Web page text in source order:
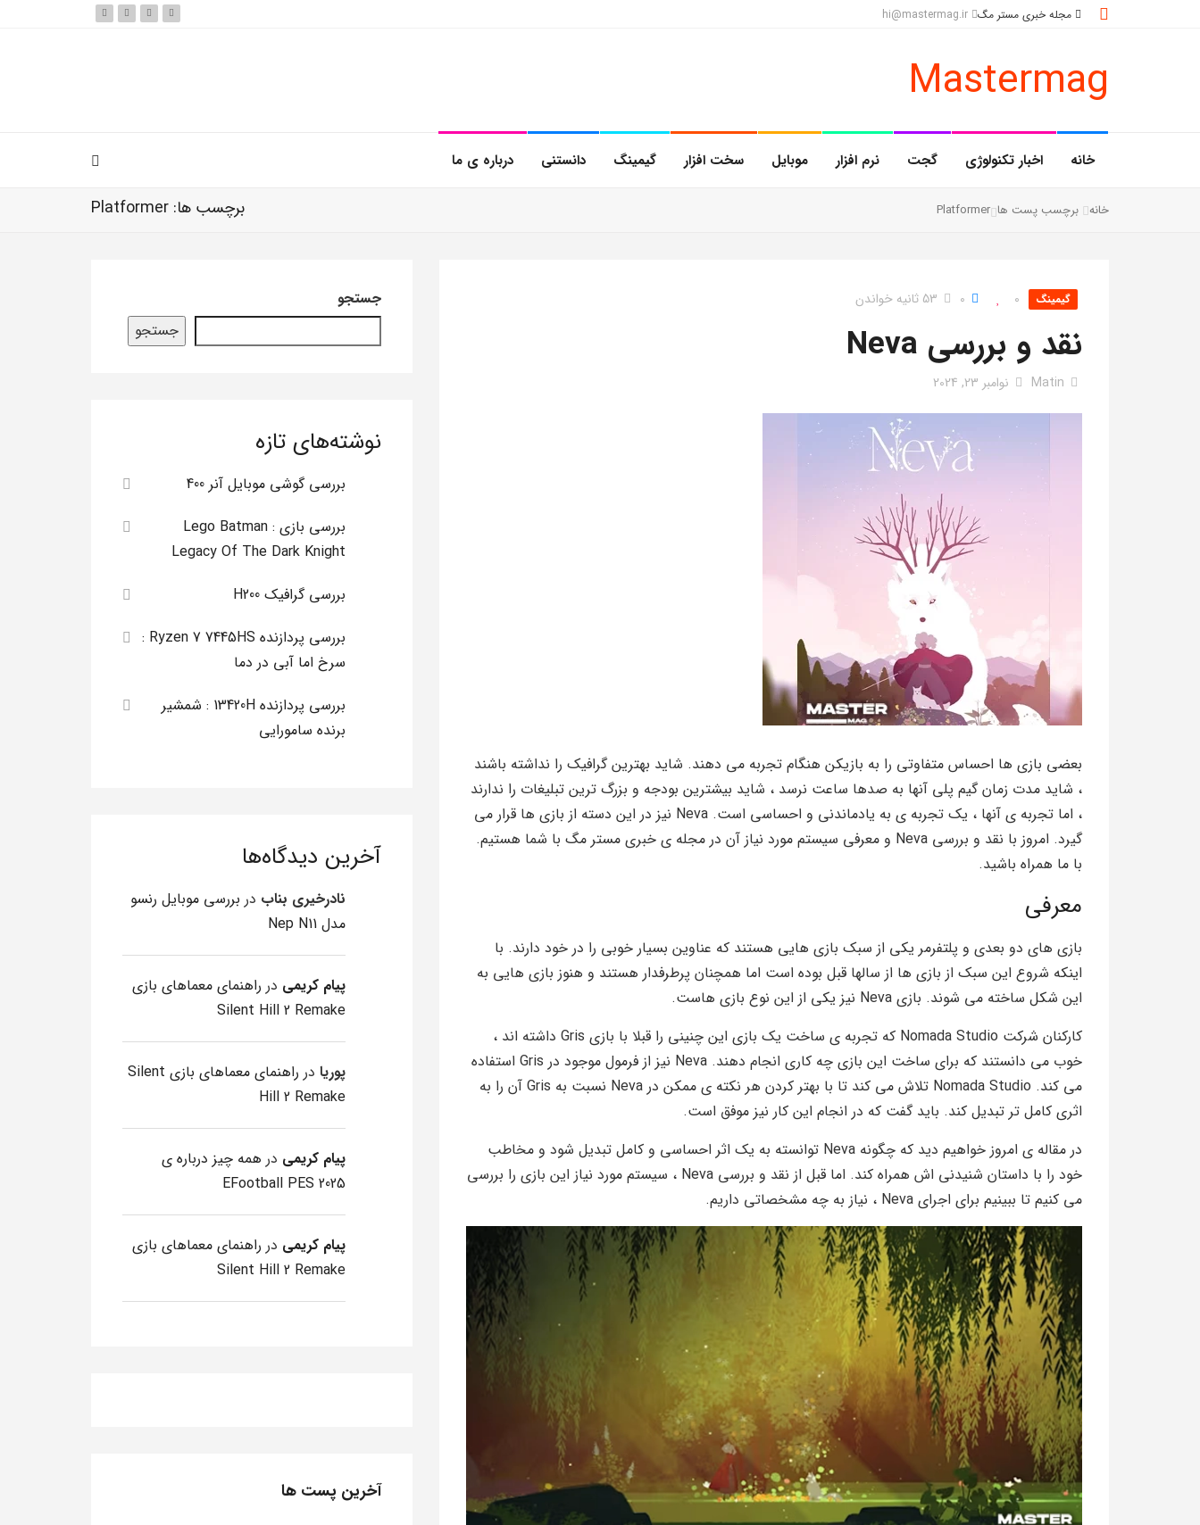
مجله خبری مستر مگ
Mastermag
خانه اخبار تکنولوژی گجت نرم افزار موبایل سخت افزار گیمینگ دانستنی درباره ی ما
برچسب ها: Platformer خانه برچسب پست ها Platformer
گیمینگ 0
0 53 ثانیه خواندن
نقد و بررسی Neva
Matin نوامبر 23, 2024
بعضی بازی ها احساس متفاوتی را به بازیکن هنگام تجربه می دهند. شاید بهترین گرافیک را نداشته باشند
، شاید مدت زمان گیم پلی آنها به صدها ساعت نرسد ، شاید بیشترین بودجه و بزرگ ترین تبلیغات را ندارند
، اما تجربه ی آنها ، یک تجربه ی به یادماندنی و احساسی است. Neva نیز در این دسته از بازی ها قرار می
گیرد. امروز با نقد و بررسی Neva و معرفی سیستم مورد نیاز آن در مجله ی خبری مستر مگ با شما هستیم.
با ما همراه باشید.
معرفی
بازی های دو بعدی و پلتفرمر یکی از سبک بازی هایی هستند که عناوین بسیار خوبی را در خود دارند. با
اینکه شروع این سبک از بازی ها از سالها قبل بوده است اما همچنان پرطرفدار هستند و هنوز بازی هایی به
این شکل ساخته می شوند. بازی Neva نیز یکی از این نوع بازی هاست.
کارکنان شرکت Nomada Studio که تجربه ی ساخت یک بازی این چنینی را قبلا با بازی Gris داشته اند ،
خوب می دانستند که برای ساخت این بازی چه کاری انجام دهند. Neva نیز از فرمول موجود در Gris استفاده
می کند. Nomada Studio تلاش می کند تا با بهتر کردن هر نکته ی ممکن در Neva نسبت به Gris آن را به
اثری کامل تر تبدیل کند. باید گفت که در انجام این کار نیز موفق است.
در مقاله ی امروز خواهیم دید که چگونه Neva توانسته به یک اثر احساسی و کامل تبدیل شود و مخاطب
خود را با داستان شنیدنی اش همراه کند. اما قبل از نقد و بررسی Neva ، سیستم مورد نیاز این بازی را بررسی
می کنیم تا ببینیم برای اجرای Neva ، نیاز به چه مشخصاتی داریم.
جستجو
جستجو
نوشته‌های تازه
بررسی گوشی موبایل آنر 400
بررسی بازی Lego Batman :
Legacy Of The Dark Knight
بررسی گرافیک H200
بررسی پردازنده Ryzen 7 7445HS :
سرخ اما آبی در دما
بررسی پردازنده 13420H : شمشیر
برنده سامورایی
آخرین دیدگاه‌ها
نادرخیری بناب در بررسی موبایل رنسو
مدل Nep N11
پیام کریمی در راهنمای معماهای بازی
Silent Hill 2 Remake
پوریا در
راهنمای معماهای بازی Silent
Hill 2 Remake
پیام کریمی در همه چیز درباره ی
EFootball PES 2025
پیام کریمی در راهنمای معماهای بازی
Silent Hill 2 Remake
آخرین پست ها